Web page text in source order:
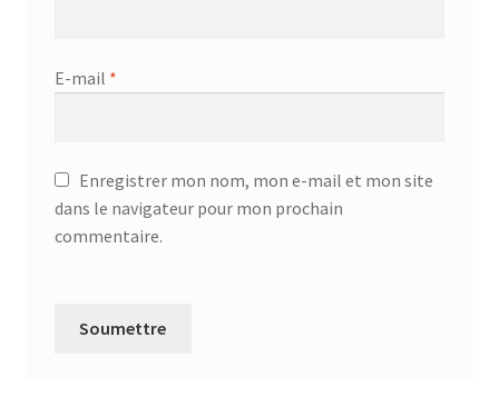
E-mail *
Enregistrer mon nom, mon e-mail et mon site
dans le navigateur pour mon prochain
commentaire.